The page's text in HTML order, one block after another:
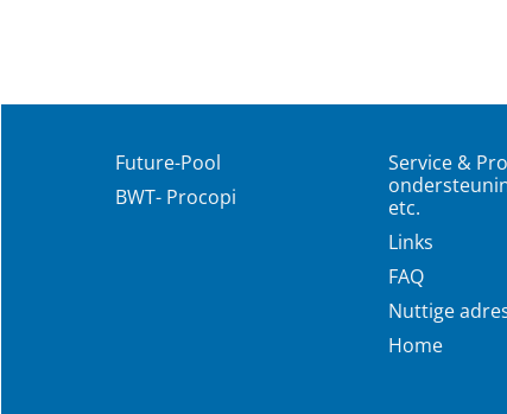
Future-Pool
BWT- Procopi
Service &
etc.
Links
FAQ
Nuttige
Home